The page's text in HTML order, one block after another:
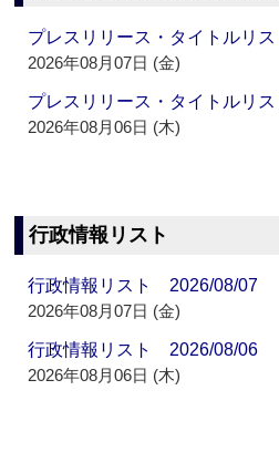
プレスリリース・タイトルリ
2026年08月07日 (金)
プレスリリース・タイトルリ
2026年08月06日 (木)
行政情報リスト
行政情報リスト 2026/08/07
2026年08月07日 (金)
行政情報リスト 2026/08/06
2026年08月06日 (木)